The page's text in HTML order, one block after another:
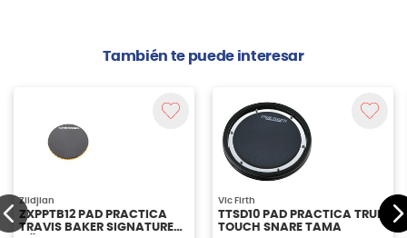
También te puede interesar
Zildjian
ZXPPTB12 PAD PRACTICA
TRAVIS BAKER SIGNATURE
Vic Firth
TTSD10 PAD PRACTICA TRUE
TOUCH SNARE TAMA